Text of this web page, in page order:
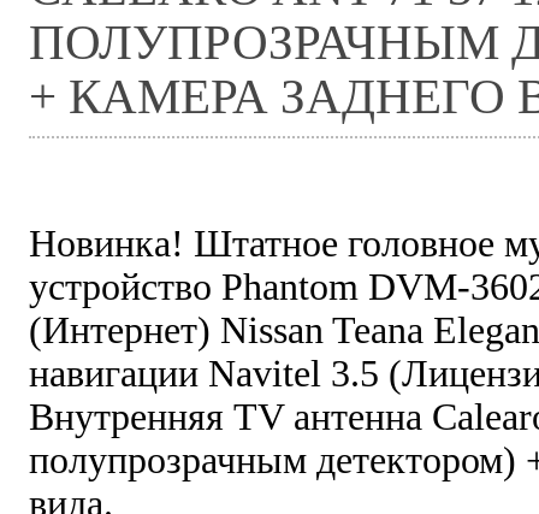
ПОЛУПРОЗРАЧНЫМ
+ КАМЕРА ЗАДНЕГО
Новинка! Штатное головное
устройство Phantom DVM-
(Интернет) Nissan Teana
навигации Navitel 3.5
Внутренняя TV антенна
полупрозрачным детектором)
вида.